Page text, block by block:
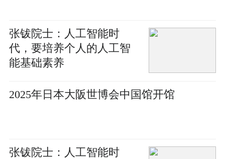
张钹院士：人工智能时
代，要培养个人的人工智
能基础素养
2025年日本大阪世博会中国馆开馆
张钹院士：人工智能时